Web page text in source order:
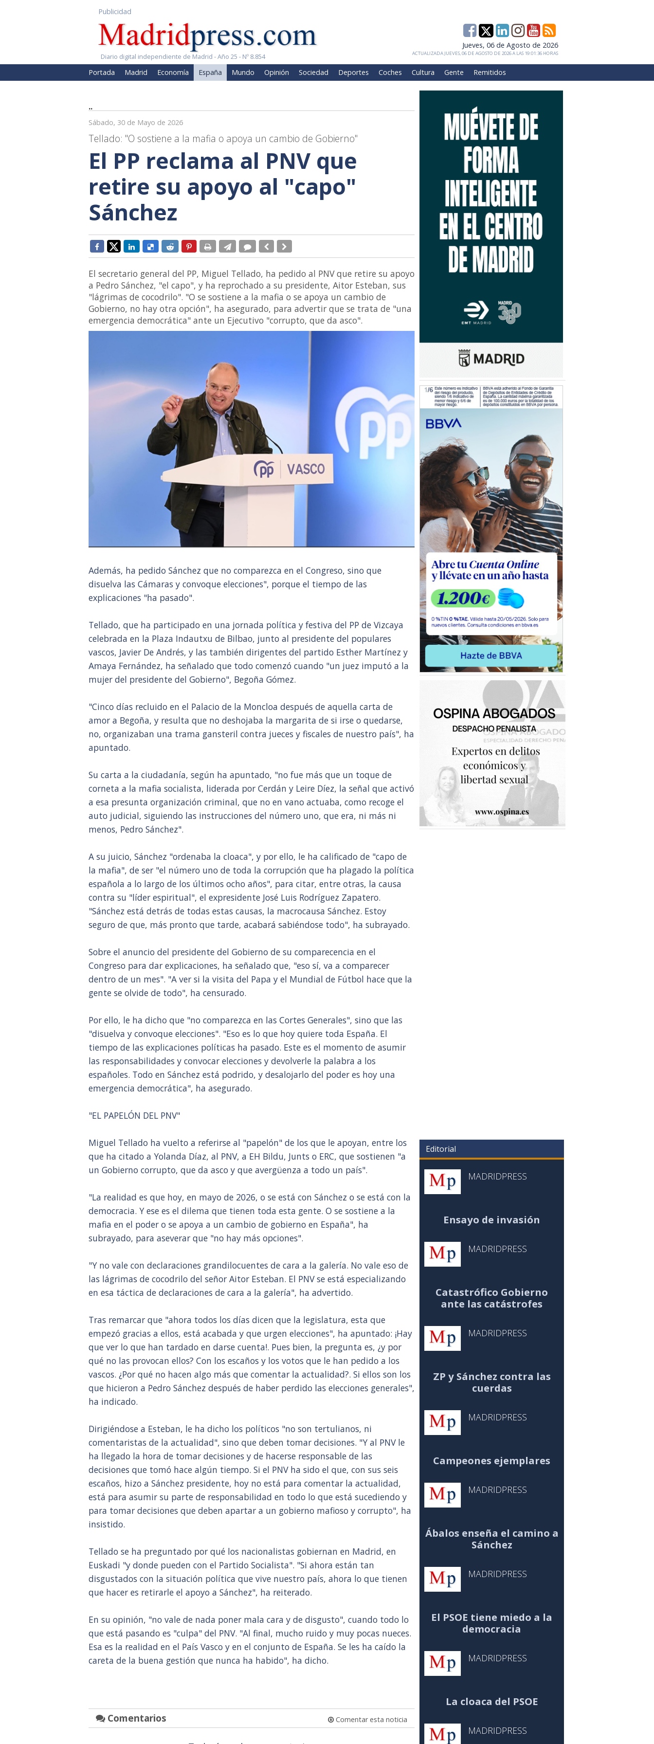
Publicidad
Diario digital independiente de Madrid - Año 25 - Nº 8.854
Jueves, 06 de Agosto de 2026
ACTUALIZADA JUEVES, 06 DE AGOSTO DE 2026 A LAS 19:01:36 HORAS
Portada Madrid Economía España Mundo Opinión Sociedad Deportes Coches Cultura Gente Remitidos
..
Sábado, 30 de Mayo de 2026
Tellado: "O sostiene a la mafia o apoya un cambio de Gobierno"
El PP reclama al PNV que
retire su apoyo al "capo"
Sánchez
El secretario general del PP, Miguel Tellado, ha pedido al PNV que retire su apoyo
a Pedro Sánchez, "el capo", y ha reprochado a su presidente, Aitor Esteban, sus
"lágrimas de cocodrilo". "O se sostiene a la mafia o se apoya un cambio de
Gobierno, no hay otra opción", ha asegurado, para advertir que se trata de "una
emergencia democrática" ante un Ejecutivo "corrupto, que da asco".
Además, ha pedido Sánchez que no comparezca en el Congreso, sino que
disuelva las Cámaras y convoque elecciones", porque el tiempo de las
explicaciones "ha pasado".
Tellado, que ha participado en una jornada política y festiva del PP de Vizcaya
celebrada en la Plaza Indautxu de Bilbao, junto al presidente del populares
vascos, Javier De Andrés, y las también dirigentes del partido Esther Martínez y
Amaya Fernández, ha señalado que todo comenzó cuando "un juez imputó a la
mujer del presidente del Gobierno", Begoña Gómez.
"Cinco días recluido en el Palacio de la Moncloa después de aquella carta de
amor a Begoña, y resulta que no deshojaba la margarita de si irse o quedarse,
no, organizaban una trama gansteril contra jueces y fiscales de nuestro país", ha
apuntado.
Su carta a la ciudadanía, según ha apuntado, "no fue más que un toque de
corneta a la mafia socialista, liderada por Cerdán y Leire Díez, la señal que activó
a esa presunta organización criminal, que no en vano actuaba, como recoge el
auto judicial, siguiendo las instrucciones del número uno, que era, ni más ni
menos, Pedro Sánchez".
A su juicio, Sánchez "ordenaba la cloaca", y por ello, le ha calificado de "capo de
la mafia", de ser "el número uno de toda la corrupción que ha plagado la política
española a lo largo de los últimos ocho años", para citar, entre otras, la causa
contra su "líder espiritual", el expresidente José Luis Rodríguez Zapatero.
"Sánchez está detrás de todas estas causas, la macrocausa Sánchez. Estoy
seguro de que, más pronto que tarde, acabará sabiéndose todo", ha subrayado.
Sobre el anuncio del presidente del Gobierno de su comparecencia en el
Congreso para dar explicaciones, ha señalado que, "eso sí, va a comparecer
dentro de un mes". "A ver si la visita del Papa y el Mundial de Fútbol hace que la
gente se olvide de todo", ha censurado.
Por ello, le ha dicho que "no comparezca en las Cortes Generales", sino que las
"disuelva y convoque elecciones". "Eso es lo que hoy quiere toda España. El
tiempo de las explicaciones políticas ha pasado. Este es el momento de asumir
las responsabilidades y convocar elecciones y devolverle la palabra a los
españoles. Todo en Sánchez está podrido, y desalojarlo del poder es hoy una
emergencia democrática", ha asegurado.
"EL PAPELÓN DEL PNV"
Miguel Tellado ha vuelto a referirse al "papelón" de los que le apoyan, entre los
que ha citado a Yolanda Díaz, al PNV, a EH Bildu, Junts o ERC, que sostienen "a
un Gobierno corrupto, que da asco y que avergüenza a todo un país".
"La realidad es que hoy, en mayo de 2026, o se está con Sánchez o se está con la
democracia. Y ese es el dilema que tienen toda esta gente. O se sostiene a la
mafia en el poder o se apoya a un cambio de gobierno en España", ha
subrayado, para aseverar que "no hay más opciones".
"Y no vale con declaraciones grandilocuentes de cara a la galería. No vale eso de
las lágrimas de cocodrilo del señor Aitor Esteban. El PNV se está especializando
en esa táctica de declaraciones de cara a la galería", ha advertido.
Tras remarcar que "ahora todos los días dicen que la legislatura, esta que
empezó gracias a ellos, está acabada y que urgen elecciones", ha apuntado: ¡Hay
que ver lo que han tardado en darse cuenta!. Pues bien, la pregunta es, ¿y por
qué no las provocan ellos? Con los escaños y los votos que le han pedido a los
vascos. ¿Por qué no hacen algo más que comentar la actualidad?. Si ellos son los
que hicieron a Pedro Sánchez después de haber perdido las elecciones generales",
ha indicado.
Dirigiéndose a Esteban, le ha dicho los políticos "no son tertulianos, ni
comentaristas de la actualidad", sino que deben tomar decisiones. "Y al PNV le
ha llegado la hora de tomar decisiones y de hacerse responsable de las
decisiones que tomó hace algún tiempo. Si el PNV ha sido el que, con sus seis
escaños, hizo a Sánchez presidente, hoy no está para comentar la actualidad,
está para asumir su parte de responsabilidad en todo lo que está sucediendo y
para tomar decisiones que deben apartar a un gobierno mafioso y corrupto", ha
insistido.
Tellado se ha preguntado por qué los nacionalistas gobiernan en Madrid, en
Euskadi "y donde pueden con el Partido Socialista". "Si ahora están tan
disgustados con la situación política que vive nuestro país, ahora lo que tienen
que hacer es retirarle el apoyo a Sánchez", ha reiterado.
En su opinión, "no vale de nada poner mala cara y de disgusto", cuando todo lo
que está pasando es "culpa" del PNV. "Al final, mucho ruido y muy pocas nueces.
Esa es la realidad en el País Vasco y en el conjunto de España. Se les ha caído la
careta de la buena gestión que nunca ha habido", ha dicho.
Comentarios Comentar esta noticia
Editorial
MADRIDPRESS
Ensayo de invasión
MADRIDPRESS
Catastrófico Gobierno
ante las catástrofes
MADRIDPRESS
ZP y Sánchez contra las
cuerdas
MADRIDPRESS
Campeones ejemplares
MADRIDPRESS
Ábalos enseña el camino a
Sánchez
MADRIDPRESS
El PSOE tiene miedo a la
democracia
MADRIDPRESS
La cloaca del PSOE
MADRIDPRESS